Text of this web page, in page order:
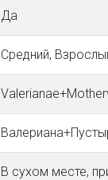
Да
Средний,
В сухом месте,